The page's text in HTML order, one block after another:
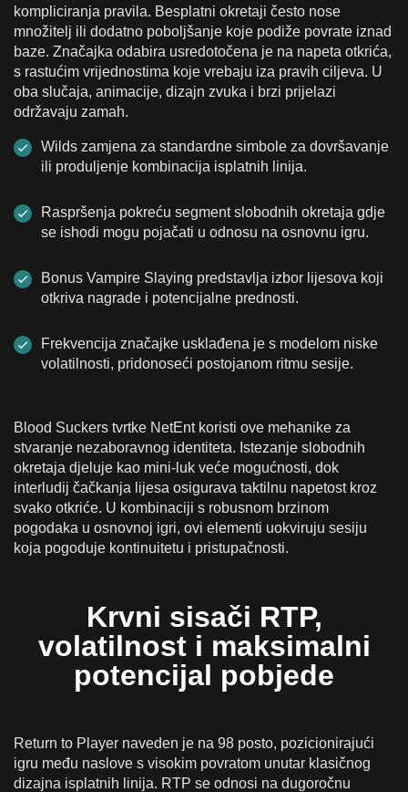
kompliciranja pravila. Besplatni okretaji često nose
množitelj ili dodatno poboljšanje koje podiže povrate iznad
baze. Značajka odabira usredotočena je na napeta otkrića,
s rastućim vrijednostima koje vrebaju iza pravih ciljeva. U
oba slučaja, animacije, dizajn zvuka i brzi prijelazi
održavaju zamah.
Wilds zamjena za standardne simbole za dovršavanje
ili produljenje kombinacija isplatnih linija.
Raspršenja pokreću segment slobodnih okretaja gdje
se ishodi mogu pojačati u odnosu na osnovnu igru.
Bonus Vampire Slaying predstavlja izbor lijesova koji
otkriva nagrade i potencijalne prednosti.
Frekvencija značajke usklađena je s modelom niske
volatilnosti, pridonoseći postojanom ritmu sesije.
Blood Suckers tvrtke NetEnt koristi ove mehanike za
stvaranje nezaboravnog identiteta. Istezanje slobodnih
okretaja djeluje kao mini-luk veće mogućnosti, dok
interludij čačkanja lijesa osigurava taktilnu napetost kroz
svako otkriće. U kombinaciji s robusnom brzinom
pogodaka u osnovnoj igri, ovi elementi uokviruju sesiju
koja pogoduje kontinuitetu i pristupačnosti.
Krvni sisači RTP,
volatilnost i maksimalni
potencijal pobjede
Return to Player naveden je na 98 posto, pozicionirajući
igru među naslove s visokim povratom unutar klasičnog
dizajna isplatnih linija. RTP se odnosi na dugoročnu